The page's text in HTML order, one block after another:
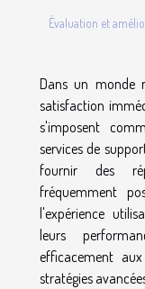
Évaluation et
Dans un monde
satisfaction
s'imposent
services de
fournir des
fréquemment
l'expérience
leurs
efficacement
stratégies